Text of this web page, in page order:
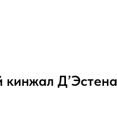
кинжал